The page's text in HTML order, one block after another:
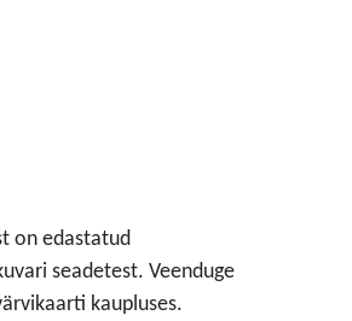
on edastatud
seadetest. Veenduge
kaupluses.